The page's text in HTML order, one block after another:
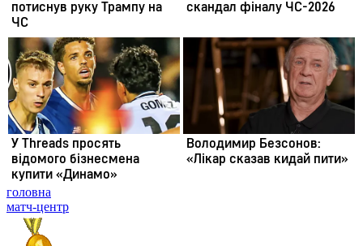
головна
матч-центр